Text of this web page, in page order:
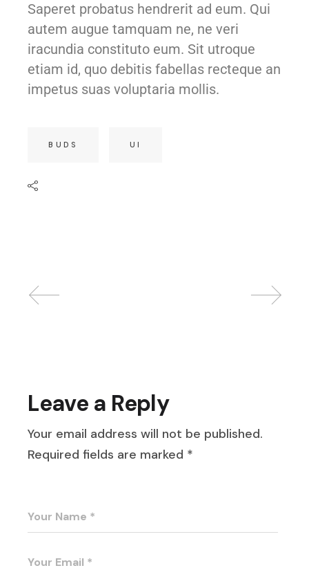
Saperet probatus hendrerit ad eum. Qui
autem augue tamquam ne, ne veri
iracundia constituto eum. Sit utroque
etiam id, quo debitis fabellas recteque an
impetus suas voluptaria mollis.
BUDS UI
Leave a Reply
Your email address will not be published.
Required fields are marked *